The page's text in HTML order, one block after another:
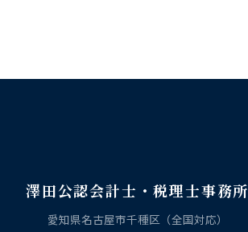
澤田公認会計士・税理士事務所
愛知県名古屋市千種区（全国対応）